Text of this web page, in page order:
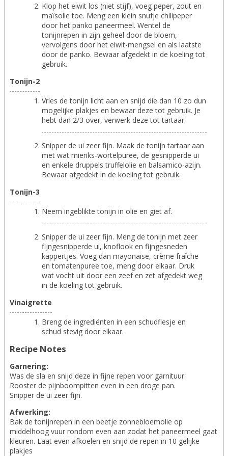
Klop het eiwit los (niet stijf), voeg peper, zout en
maïsolie toe. Meng een klein snufje chilipeper
door het panko paneermeel. Wentel de
tonijnrepen in zijn geheel door de bloem,
vervolgens door het eiwit-mengsel en als laatste
door de panko. Bewaar afgedekt in de koeling tot
gebruik.
Tonijn-2
Vries de tonijn licht aan en snijd die dan 10 zo dun
mogelijke plakjes en bewaar deze tot gebruik. Je
hebt dan 2/3 over, verwerk deze tot tartaar.
Snipper de ui zeer fijn. Maak de tonijn tartaar aan
met wat mieriks-wortelpuree, de gesnipperde ui
en enkele druppels truffelolie en balsamico-azijn.
Bewaar afgedekt in de koeling tot gebruik.
Tonijn-3
Neem ingeblikte tonijn in olie en giet af.
Snipper de ui zeer fijn. Meng de tonijn met zeer
fijngesnipperde ui, knoflook en fijngesneden
kappertjes. Voeg dan mayonaise, crème fraîche
en tomatenpuree toe, meng door elkaar. Druk
wat vocht uit door een zeef en zet afgedekt weg
in de koeling tot gebruik.
Vinaigrette
Breng de ingrediënten in een schudflesje en
schud stevig door elkaar.
Recipe Notes
Garnering:
Was de sla en snijd deze in fijne repen voor garnituur.
Rooster de pijnboompitten even in een droge pan.
Snipper de ui zeer fijn.
Afwerking:
Bak de tonijnrepen in een beetje zonnebloemolie op
middelhoog vuur rondom even aan zodat het paneermeel gaat
kleuren. Laat even afkoelen en snijd de repen in 10 gelijke
plakjes